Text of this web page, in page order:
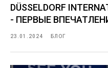
DÜSSELDORF
- ПЕРВЫЕ
23.01.2024 БЛОГ